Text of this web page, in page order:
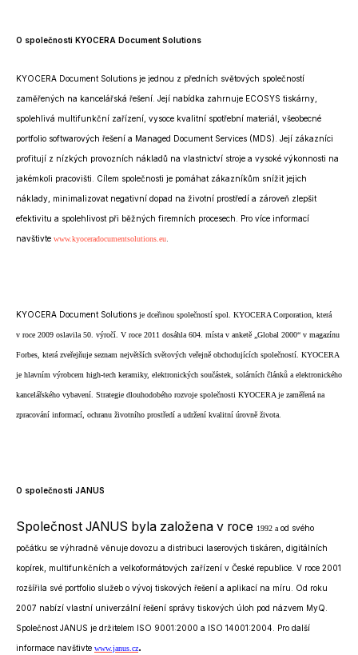
O společnosti KYOCERA Document Solutions
KYOCERA Document Solutions je jednou z předních světových společností
zaměřených na kancelářská řešení. Její nabídka zahrnuje ECOSYS tiskárny,
spolehlivá multifunkční zařízení, vysoce kvalitní spotřební materiál, všeobecné
portfolio softwarových řešení a Managed Document Services (MDS). Její zákazníci
profitují z nízkých provozních nákladů na vlastnictví stroje a vysoké výkonnosti na
jakémkoli pracovišti. Cílem společnosti je pomáhat zákazníkům snížit jejich
náklady, minimalizovat negativní dopad na životní prostředí a zároveň zlepšit
efektivitu a spolehlivost při běžných firemních procesech. Pro více informací
navštivte www.kyoceradocumentsolutions.eu
KYOCERA Document Solutions je dceřinou společností spol. KYOCERA Corporation, která
v roce 2009 oslavila 50. výročí. V roce 2011 dosáhla 604. místa v anketě „Global 2000“ v magazínu
Forbes, která zveřejňuje seznam největších světových veřejně obchodujících společností. KYOCERA
je hlavním výrobcem high-tech keramiky, elektronických součástek, solárních článků a elektronického
kancelářského vybavení. Strategie dlouhodobého rozvoje společnosti KYOCERA je zaměřená na
zpracování informací, ochranu životního prostředí a udržení kvalitní úrovně života.
O společnosti JANUS
Společnost JANUS byla založena v roce 1992 a od svého
počátku se výhradně věnuje dovozu a distribuci laserových tiskáren, digitálních
kopírek, multifunkčních a velkoformátových zařízení v České republice. V roce 2001
rozšířila své portfolio služeb o vývoj tiskových řešení a aplikací na míru. Od roku
2007 nabízí vlastní univerzální řešení správy tiskových úloh pod názvem MyQ.
Společnost JANUS je držitelem ISO 9001:2000 a ISO 14001:2004. Pro další
informace navštivte www.janus.cz.